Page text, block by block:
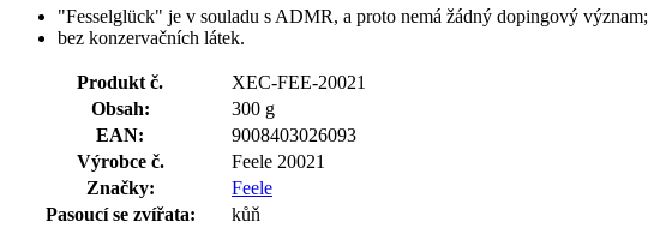
"Fesselglück" je v souladu s ADMR, a proto nemá žádný dopingový význam;
bez konzervačních látek.
Produkt č.
XEC-FEE-20021
Obsah:
300 g
EAN:
9008403026093
Výrobce č.
Feele 20021
Značky:
Feele
Pasoucí se zvířata:
kůň